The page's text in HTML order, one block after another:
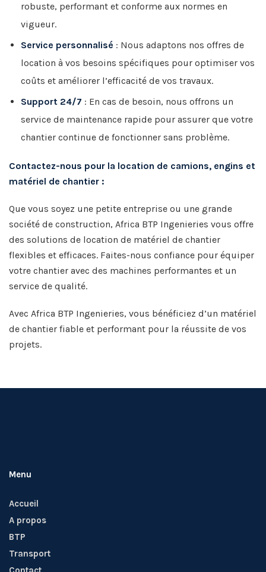
robuste, performant et conforme aux normes en
vigueur.
Service personnalisé : Nous adaptons nos offres de
location à vos besoins spécifiques pour optimiser vos
coûts et améliorer l’efficacité de vos travaux.
Support 24/7 : En cas de besoin, nous offrons un
service de maintenance rapide pour assurer que votre
chantier continue de fonctionner sans problème.
Contactez-nous pour la location de camions, engins et
matériel de chantier :
Que vous soyez une petite entreprise ou une grande
société de construction, Africa BTP Ingenieries vous offre
des solutions de location de matériel de chantier
flexibles et efficaces. Faites-nous confiance pour équiper
votre chantier avec des machines performantes et un
service de qualité.
Avec Africa BTP Ingenieries, vous bénéficiez d’un matériel
de chantier fiable et performant pour la réussite de vos
projets.
Menu
Accueil
A propos
BTP
Transport